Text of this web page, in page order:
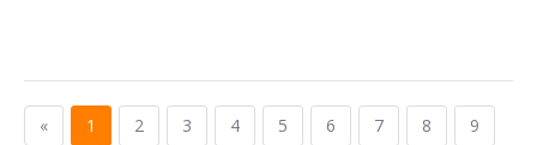
« 1 2 3 4 5 6 7 8
9